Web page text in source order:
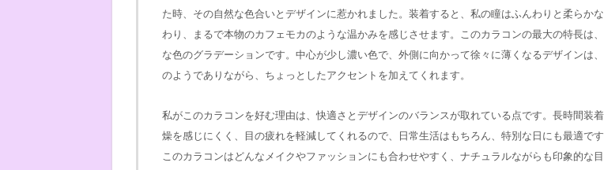
た時、その自然な色合いとデザインに惹かれました。装着すると、私の瞳はふんわりと柔らか
わり、まるで本物のカフェモカのような温かみを感じさせます。このカラコンの最大の特長は
な色のグラデーションです。中心が少し濃い色で、外側に向かって徐々に薄くなるデザインは
のようでありながら、ちょっとしたアクセントを加えてくれます。
私がこのカラコンを好む理由は、快適さとデザインのバランスが取れている点です。長時間装
燥を感じにくく、目の疲れを軽減してくれるので、日常生活はもちろん、特別な日にも最適です
このカラコンはどんなメイクやファッションにも合わせやすく、ナチュラルながらも印象的な